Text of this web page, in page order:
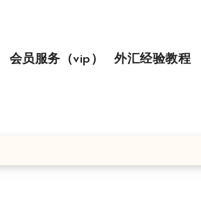
会员服务（vip） 外汇经验教程